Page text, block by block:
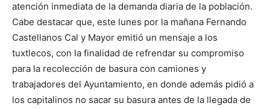
atención inmediata de la demanda diaria de la población.
Cabe destacar que, este lunes por la mañana Fernando
Castellanos Cal y Mayor emitió un mensaje a los
tuxtlecos, con la finalidad de refrendar su compromiso
para la recolección de basura con camiones y
trabajadores del Ayuntamiento, en donde además pidió a
los capitalinos no sacar su basura antes de la llegada de